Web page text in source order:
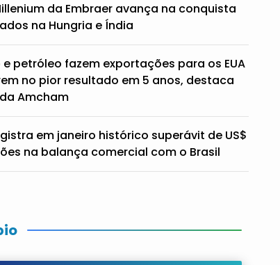
da Embraer avança na conquista
na Hungria e Índia
petróleo fazem exportações para os EUA
no pior resultado em 5 anos, destaca
Amcham
em janeiro histórico superávit de US$
na balança comercial com o Brasil